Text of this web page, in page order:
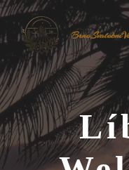
Přeskočit
obsah